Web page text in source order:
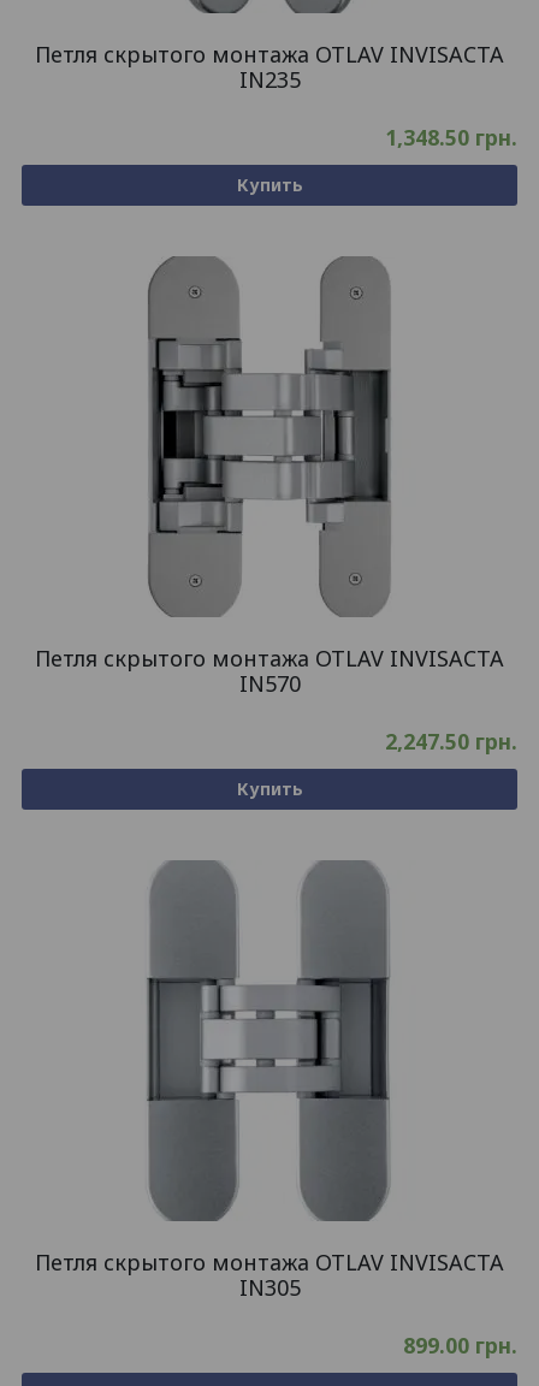
Петля скрытого монтажа OTLAV INVISACTA
IN235
1,348.50 грн.
Купить
Петля скрытого монтажа OTLAV INVISACTA
IN570
2,247.50 грн.
Купить
Петля скрытого монтажа OTLAV INVISACTA
IN305
899.00 грн.